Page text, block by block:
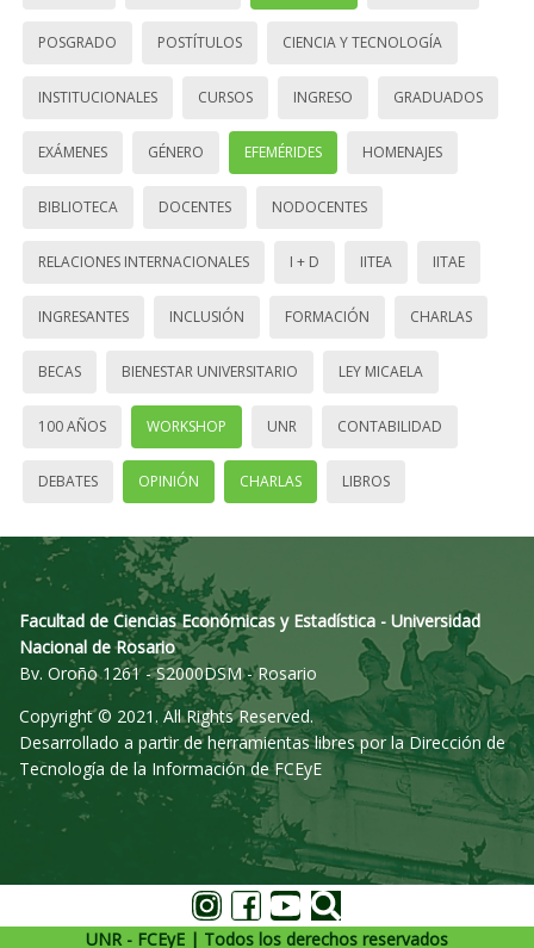
POSGRADO POSTÍTULOS CIENCIA Y TECNOLOGÍA
INSTITUCIONALES CURSOS INGRESO GRADUADOS
EXÁMENES GÉNERO EFEMÉRIDES HOMENAJES
BIBLIOTECA DOCENTES NODOCENTES
RELACIONES INTERNACIONALES I + D IITEA IITAE
INGRESANTES INCLUSIÓN FORMACIÓN CHARLAS
BECAS BIENESTAR UNIVERSITARIO LEY MICAELA
100 AÑOS WORKSHOP UNR CONTABILIDAD
DEBATES OPINIÓN CHARLAS LIBROS
Facultad de Ciencias Económicas y Estadística - Universidad
Nacional de Rosario
Bv. Oroño 1261 - S2000DSM - Rosario
Copyright © 2021. All Rights Reserved.
Desarrollado a partir de herramientas libres por la Dirección de
Tecnología de la Información de FCEyE
UNR - FCEyE | Todos los derechos reservados